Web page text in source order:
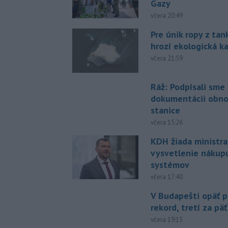
Gazy
včera 20:49
Pre únik ropy z
hrozí ekologická
včera 21:59
Ráž: Podpísali
dokumentácii
stanice
včera 15:26
KDH žiada
vysvetlenie
systémov
včera 17:40
V Budapešti opäť
rekord, tretí za
včera 19:15